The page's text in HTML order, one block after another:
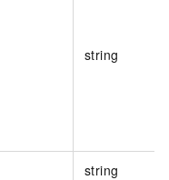
string
string